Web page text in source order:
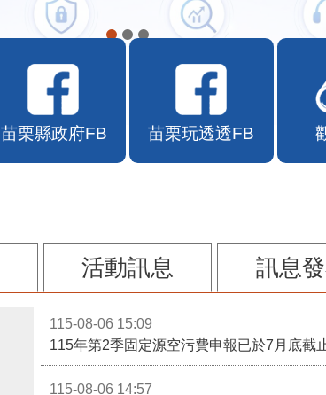
苗栗縣政府FB 苗栗玩透透FB
活動訊息 訊息
115-08-06 15:09
115-08-06 14:57